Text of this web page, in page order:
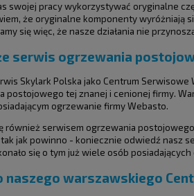
swojej pracy wykorzystywać oryginalne
że oryginalne komponenty wyróżniają
się więc, że nasze działania nie
serwis ogrzewania
Skylark Polska jako Centrum
postojowego tej znanej i cenionej firmy.
ogrzewanie firmy Webasto.
również serwisem ogrzewania
tak jak powinno - koniecznie odwiedź nasz
się o tym już wiele osób
naszego warszawskiego